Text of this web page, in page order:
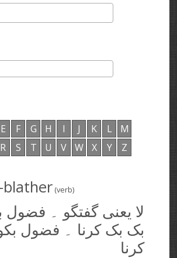
E F G H I J K L
M
R S T U V W X Y Z
(verb)
لا یعنی گفتگو ۔ فضول
بک بک کرنا ۔ فضول
کرنا